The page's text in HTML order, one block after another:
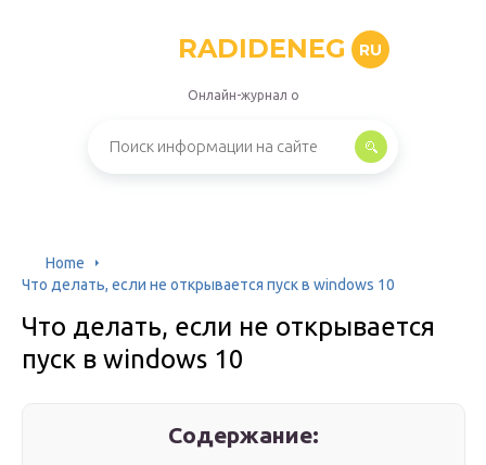
RADIDENEG RU
Онлайн-журнал о
Home
Что делать, если не открывается пуск в windows 10
Что делать, если не открывается
пуск в windows 10
Содержание: